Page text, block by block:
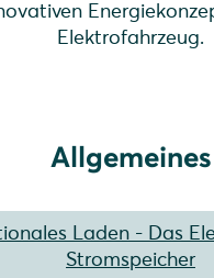
Elektrofahrzeug.
Allgemeines
Laden - Das
Stromspeicher